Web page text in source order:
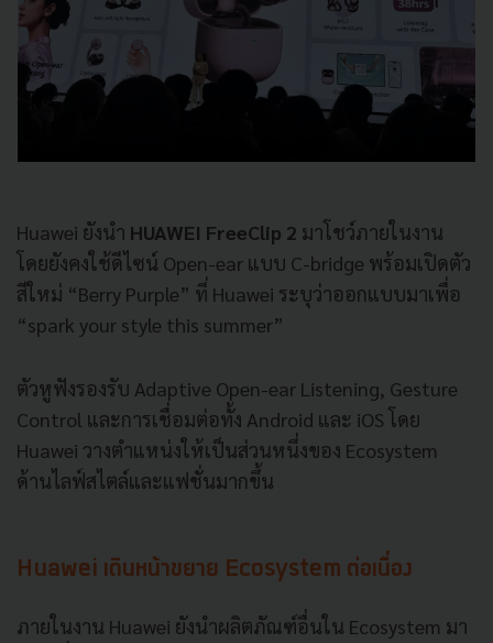
Huawei ยังนำ HUAWEI FreeClip 2 มาโชว์ภายในงาน
โดยยังคงใช้ดีไซน์ Open-ear แบบ C-bridge พร้อมเปิดตัว
สีใหม่ “Berry Purple” ที่ Huawei ระบุว่าออกแบบมาเพื่อ
“spark your style this summer”
ตัวหูฟังรองรับ Adaptive Open-ear Listening, Gesture
Control และการเชื่อมต่อทั้ง Android และ iOS โดย
Huawei วางตำแหน่งให้เป็นส่วนหนึ่งของ Ecosystem
ด้านไลฟ์สไตล์และแฟชั่นมากขึ้น
Huawei เดินหน้าขยาย Ecosystem ต่อเนื่อง
ภายในงาน Huawei ยังนำผลิตภัณฑ์อื่นใน Ecosystem มา